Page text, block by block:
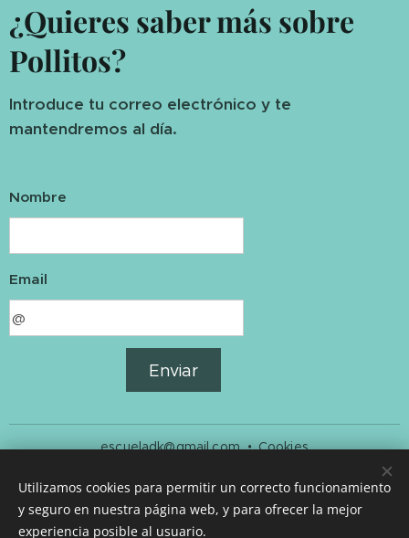
¿Quieres saber más sobre
Pollitos?
Introduce tu correo electrónico y te
mantendremos al día.
Nombre
Email
Enviar
escueladk@gmail.com Cookies
Idiomas
Español
English
Utilizamos cookies para permitir un correcto funcionamiento
y seguro en nuestra página web, y para ofrecer la mejor
experiencia posible al usuario.